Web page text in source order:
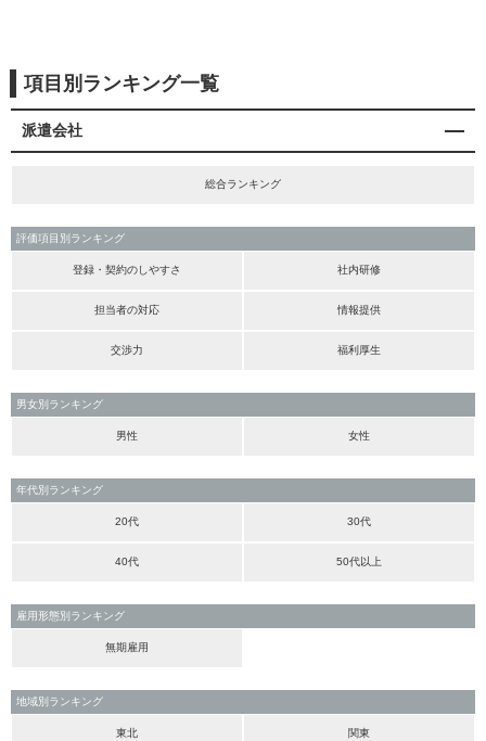
項目別ランキング一覧
派遣会社
総合ランキング
評価項目別ランキング
登録・契約のしやすさ 社内研修
担当者の対応 情報提供
交渉力 福利厚生
男女別ランキング
男性 女性
年代別ランキング
20代 30代
40代 50代以上
雇用形態別ランキング
無期雇用
地域別ランキング
東北 関東